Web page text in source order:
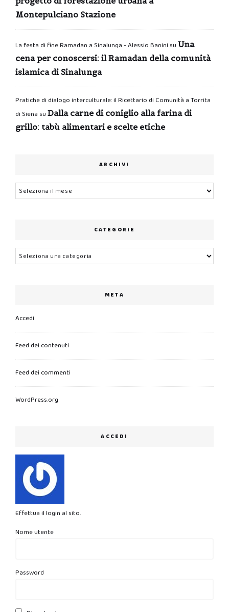
Montepulciano Stazione
La festa di fine Ramadan a Sinalunga - Alessio Banini su Una
cena per conoscersi: il Ramadan della comunità
islamica di Sinalunga
Pratiche di dialogo interculturale: il Ricettario di Comunità a Torrita
di Siena su Dalla carne di coniglio alla farina di
grillo: tabù alimentari e scelte etiche
ARCHIVI
Archivi
CATEGORIE
Categorie
META
Accedi
Feed dei contenuti
Feed dei commenti
WordPress.org
ACCEDI
Effettua il login al sito.
Nome utente
Password